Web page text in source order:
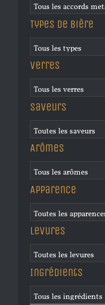
Types de bière
Verres
Saveurs
Arômes
Apparence
Levures
Ingrédients